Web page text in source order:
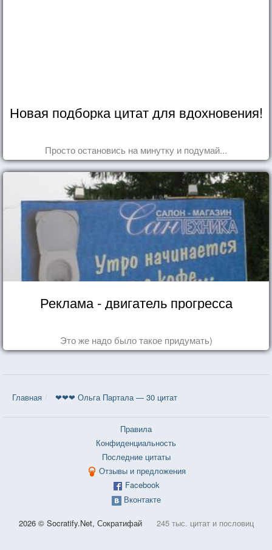
Новая подборка цитат для вдохновения!
Просто остановись на минутку и подумай...
Реклама - двигатель прогресса
Это же надо было такое придумать)
Главная ❤❤❤ Ольга Партала — 30 цитат
Правила
Конфиденциальность
Последние цитаты
Отзывы и предложения
Facebook
Вконтакте
2026 © Socratify.Net, Сократифай 245 тыс. цитат и пословиц